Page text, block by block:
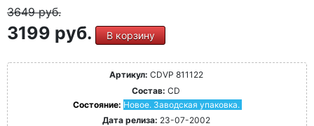
3649руб.
3199 руб. В корзину
Артикул: CDVP 811122
Состав: CD
Состояние: Новое. Заводская упаковка.
Дата релиза: 23-07-2002